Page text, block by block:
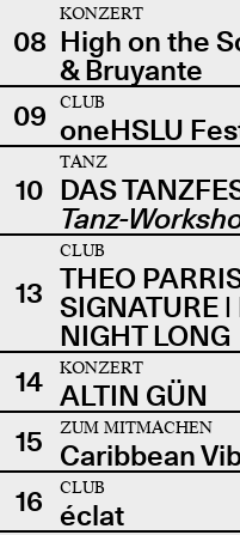
08
KONZERT
High on the
& Bruyante
09
CLUB
oneHSLU
10
TANZ
DAS
Tanz-
13
CLUB
THEO
SIGNATURE
NIGHT LONG
14
KONZERT
ALTIN GÜN
15
ZUM MITMACHEN
Caribbean
16
CLUB
éclat